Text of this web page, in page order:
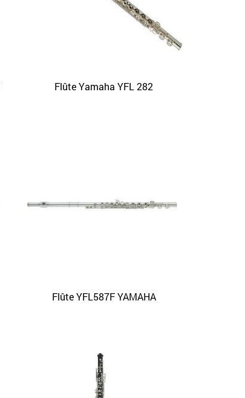
APERÇU
Flûte Yamaha YFL 282
APERÇU
Flûte YFL587F YAMAHA